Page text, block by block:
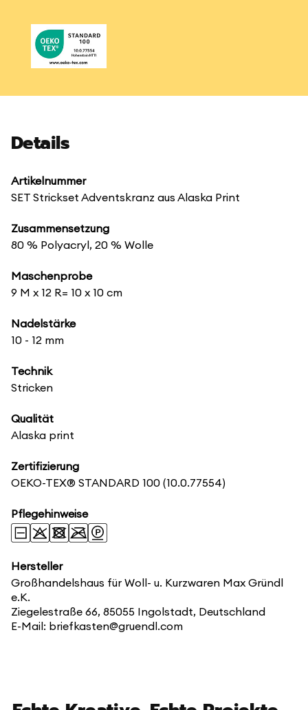
Details
Artikelnummer
SET Strickset Adventskranz aus Alaska Print
Zusammensetzung
80 % Polyacryl, 20 % Wolle
Maschenprobe
9 M x 12 R= 10 x 10 cm
Nadelstärke
10 - 12 mm
Technik
Stricken
Qualität
Alaska print
Zertifizierung
OEKO-TEX® STANDARD 100 (10.0.77554)
Pflegehinweise
Hersteller
Großhandelshaus für Woll- u. Kurzwaren Max Gründl
e.K.
Ziegelestraße 66, 85055 Ingolstadt, Deutschland
E-Mail: briefkasten@gruendl.com